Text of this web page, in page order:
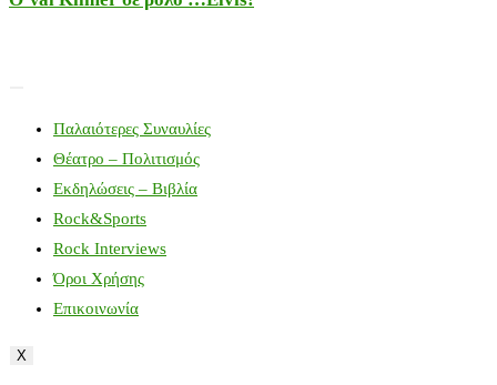
Παλαιότερες Συναυλίες
Θέατρο – Πολιτισμός
Εκδηλώσεις – Βιβλία
Rock&Sports
Rock Interviews
Όροι Χρήσης
Επικοινωνία
X